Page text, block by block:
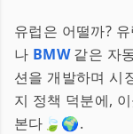
유럽은 어떨까?
나 BMW같은 자
션을 개발하며 시
지 정책 덕분에,
본다🍃🌍.